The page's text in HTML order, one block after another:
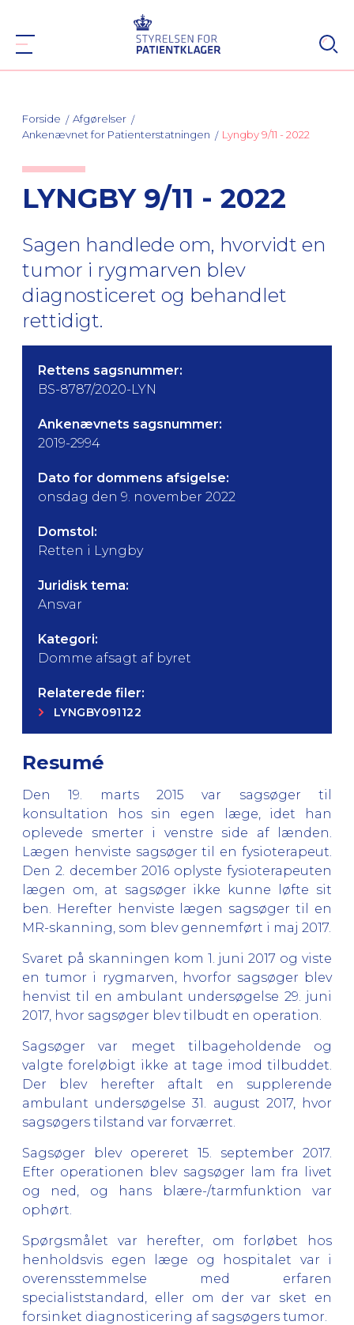
Forside
Afgørelser
Ankenævnet for Patienterstatningen
Lyngby 9/11 - 2022
LYNGBY 9/11 - 2022
Sagen handlede om, hvorvidt en
tumor i rygmarven blev
diagnosticeret og behandlet
rettidigt.
Rettens sagsnummer:
BS-8787/2020-LYN
Ankenævnets sagsnummer:
2019-2994
Dato for dommens afsigelse:
onsdag den 9. november 2022
Domstol:
Retten i Lyngby
Juridisk tema:
Ansvar
Kategori:
Domme afsagt af byret
Relaterede filer:
LYNGBY091122
Resumé
Den 19. marts 2015 var sagsøger til
konsultation hos sin egen læge, idet han
oplevede smerter i venstre side af lænden.
Lægen henviste sagsøger til en fysioterapeut.
Den 2. december 2016 oplyste fysioterapeuten
lægen om, at sagsøger ikke kunne løfte sit
ben. Herefter henviste lægen sagsøger til en
MR-skanning, som blev gennemført i maj 2017.
Svaret på skanningen kom 1. juni 2017 og viste
en tumor i rygmarven, hvorfor sagsøger blev
henvist til en ambulant undersøgelse 29. juni
2017, hvor sagsøger blev tilbudt en operation.
Sagsøger var meget tilbageholdende og
valgte foreløbigt ikke at tage imod tilbuddet.
Der blev herefter aftalt en supplerende
ambulant undersøgelse 31. august 2017, hvor
sagsøgers tilstand var forværret.
Sagsøger blev opereret 15. september 2017.
Efter operationen blev sagsøger lam fra livet
og ned, og hans blære-/tarmfunktion var
ophørt.
Spørgsmålet var herefter, om forløbet hos
henholdsvis egen læge og hospitalet var i
overensstemmelse med erfaren
specialiststandard, eller om der var sket en
forsinket diagnosticering af sagsøgers tumor.